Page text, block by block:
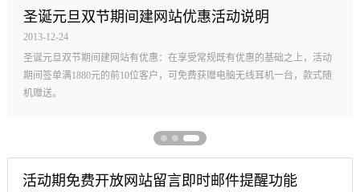
圣诞元旦双节期间建网站优惠活动说明
2013-12-24
圣诞元旦双节期间建网站有优惠：在享受常规既有优惠的基础之上，活动
期间签单满1880元的前10位客户，可免费获赠电脑无线耳机一台，款式随
机赠送。
活动期免费开放网站留言即时邮件提醒功能